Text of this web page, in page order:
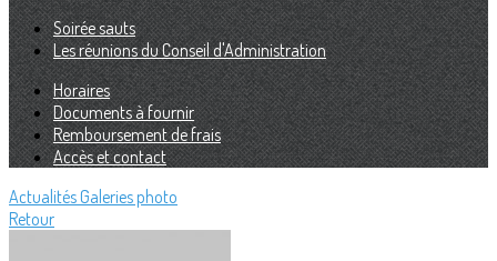
Soirée sauts
Les réunions du Conseil d'Administration
Horaires
Documents à fournir
Remboursement de frais
Accès et contact
Actualités Galeries photo
Retour